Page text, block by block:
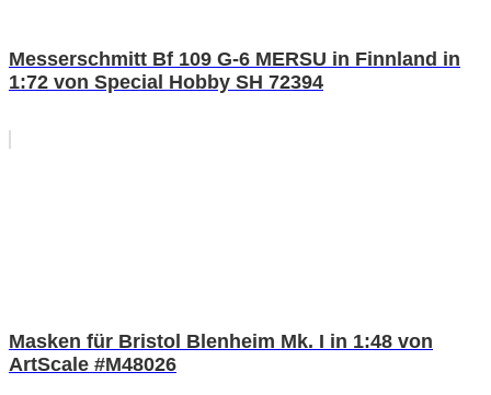
Messerschmitt Bf 109 G-6 MERSU in Finnland in
1:72 von Special Hobby SH 72394
Masken für Bristol Blenheim Mk. I in 1:48 von
ArtScale #M48026